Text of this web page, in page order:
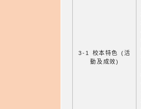
3-1 校本特色 (活
動及成效)